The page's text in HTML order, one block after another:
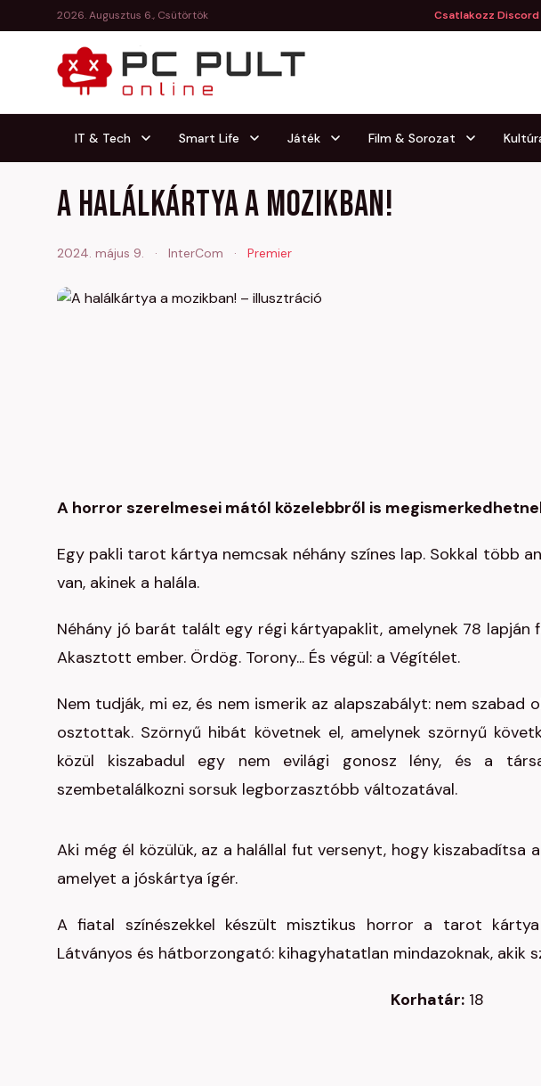
2026. Augusztus 6., Csütörtök Csatlakozz
IT & Tech Smart Life Játék Film & Sorozat
A halálkártya a mozikban!
2024. május 9. · InterCom · Premier
A horror szerelmesei mától közelebbről is
Egy pakli tarot kártya nemcsak néhány színes lap. Sokkal több
van, akinek a halála.
Néhány jó barát talált egy régi kártyapaklit, amelynek 78 lapján
Akasztott ember. Ördög. Torony... És végül: a Végítélet.
Nem tudják, mi ez, és nem ismerik az alapszabályt: nem szabad
osztottak. Szörnyű hibát követnek el, amelynek szörnyű
közül kiszabadul egy nem evilági gonosz lény, és a
szembetalálkozni sorsuk legborzasztóbb változatával.
Aki még él közülük, az a halállal fut versenyt, hogy
amelyet a jóskártya ígér.
A fiatal színészekkel készült misztikus horror a tarot
Látványos és hátborzongató: kihagyhatatlan mindazoknak, akik
Korhatár:18